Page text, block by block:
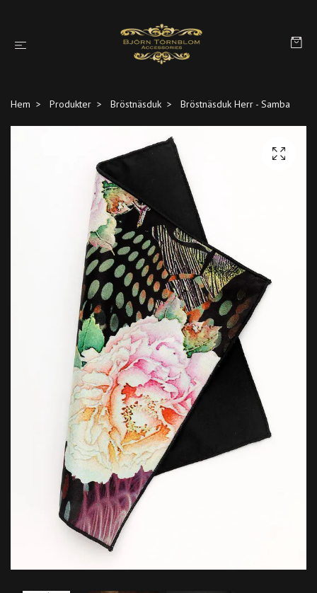
Hem Produkter Bröstnäsduk Bröstnäsduk Herr - Samba